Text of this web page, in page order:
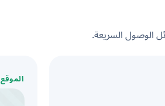
الوصول السريعة.
الموقع